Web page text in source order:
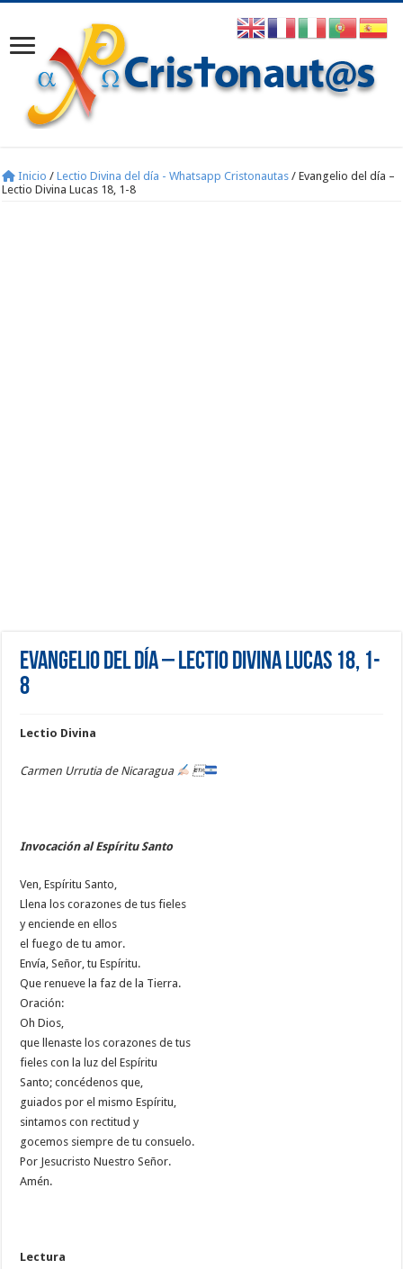
Inicio / Lectio Divina del día - Whatsapp Cristonautas / Evangelio del día –
Lectio Divina Lucas 18, 1-8
Evangelio del día – Lectio Divina Lucas 18, 1-
8
Lectio Divina
Carmen Urrutia de Nicaragua 
Invocación al Espíritu Santo
Ven, Espíritu Santo,
Llena los corazones de tus fieles
y enciende en ellos
el fuego de tu amor.
Envía, Señor, tu Espíritu.
Que renueve la faz de la Tierra.
Oración:
Oh Dios,
que llenaste los corazones de tus
fieles con la luz del Espíritu
Santo; concédenos que,
guiados por el mismo Espíritu,
sintamos con rectitud y
gocemos siempre de tu consuelo.
Por Jesucristo Nuestro Señor.
Amén.
Lectura